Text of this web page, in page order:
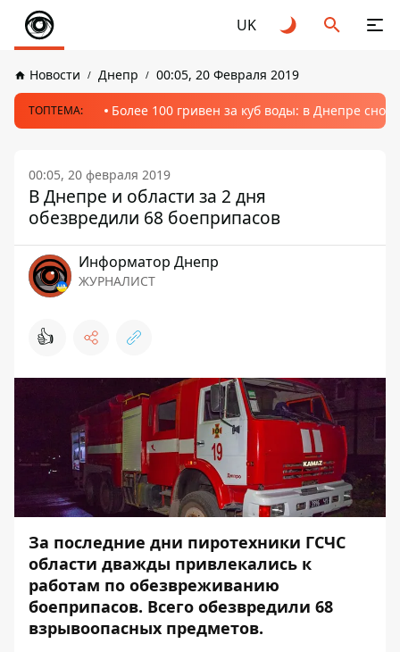
UK
Новости Днепр 00:05, 20 Февраля 2019
ТОПТЕМА: Более 100 гривен за куб воды: в Днепре
00:05, 20 февраля 2019
В Днепре и области за 2 дня
обезвредили 68 боеприпасов
Информатор Днепр
ЖУРНАЛИСТ
👍
За последние дни пиротехники ГСЧС
области дважды привлекались к
работам по обезвреживанию
боеприпасов. Всего обезвредили 68
взрывоопасных предметов.